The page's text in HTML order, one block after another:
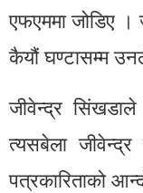
एफएममा जोडिए
कैयौं घण्टासम्म
जीवेन्द्र
त्यसबेला
पत्रकारिताको